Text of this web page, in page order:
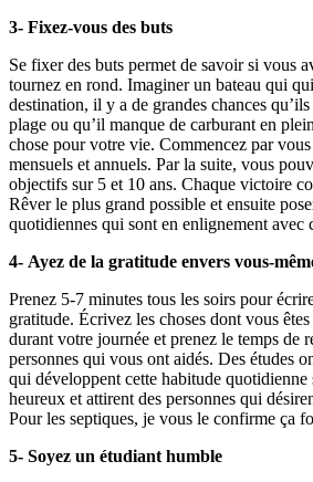
3- Fixez-vous des buts
Se fixer des buts permet de savoir si vous
tournez en rond. Imaginer un bateau qui
destination, il y a de grandes chances
plage ou qu’il manque de carburant en
chose pour votre vie. Commencez par
mensuels et annuels. Par la suite, vous
objectifs sur 5 et 10 ans. Chaque victoire
Rêver le plus grand possible et ensuite
quotidiennes qui sont en enlignement avec
4- Ayez de la gratitude envers vous-
Prenez 5-7 minutes tous les soirs pour
gratitude. Écrivez les choses dont vous
durant votre journée et prenez le temps de
personnes qui vous ont aidés. Des études
qui développent cette habitude
heureux et attirent des personnes qui
Pour les septiques, je vous le confirme ça
5- Soyez un étudiant humble